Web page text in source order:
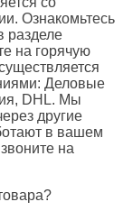
Ознакомьтесь
разделе
на горячую
Деловые
DHL. Мы
другие
в вашем
на